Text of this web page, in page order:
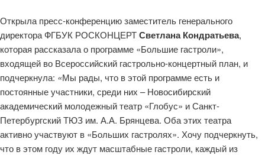
Открыла пресс-конференцию заместитель генерального
директора ФГБУК РОСКОНЦЕРТСветлана Кондратьева,
которая рассказала о программе «Большие гастроли»,
входящей во Всероссийский гастрольно-концертный план, и
подчеркнула: «Мы рады, что в этой программе есть и
постоянные участники, среди них – Новосибирский
академический молодежный театр «Глобус» и Санкт-
Петербургский ТЮЗ им. А.А. Брянцева. Оба этих театра
активно участвуют в «Больших гастролях». Хочу подчеркнуть,
что в этом году их ждут масштабные гастроли, каждый из